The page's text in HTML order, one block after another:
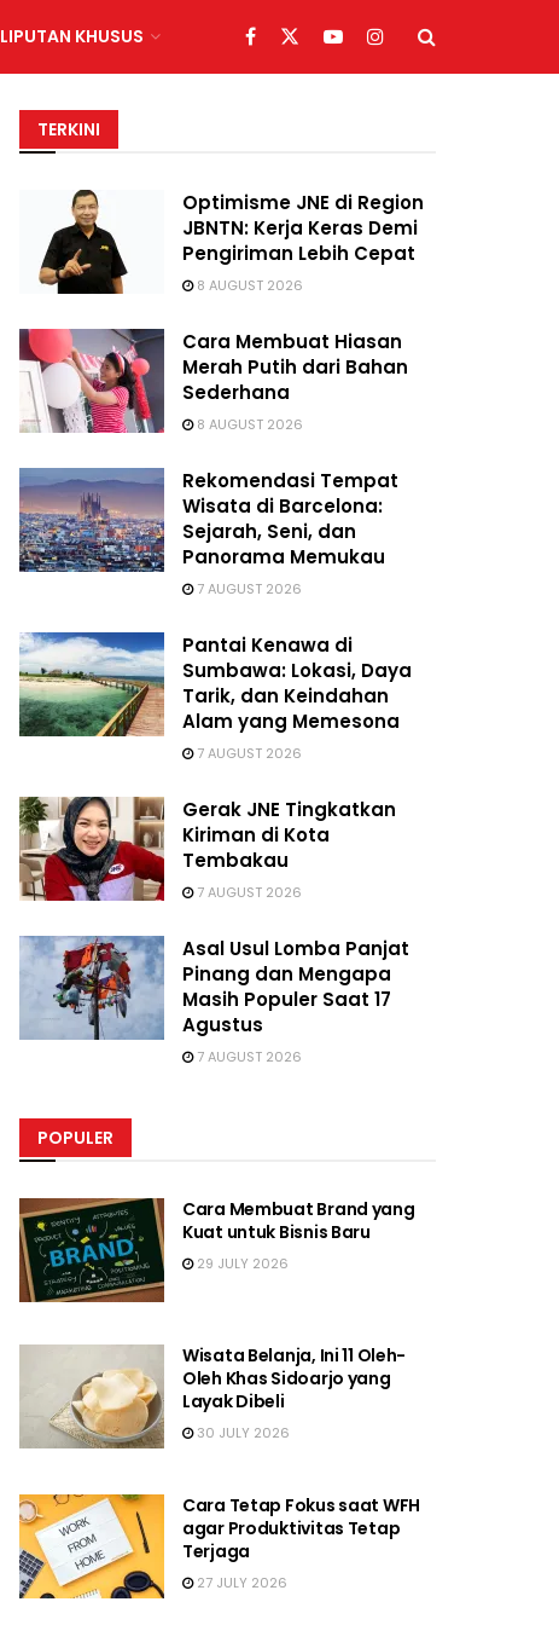
LIPUTAN KHUSUS
TERKINI
Optimisme JNE di Region
JBNTN: Kerja Keras Demi
Pengiriman Lebih Cepat
8 AUGUST 2026
Cara Membuat Hiasan
Merah Putih dari Bahan
Sederhana
8 AUGUST 2026
Rekomendasi Tempat
Wisata di Barcelona:
Sejarah, Seni, dan
Panorama Memukau
7 AUGUST 2026
Pantai Kenawa di
Sumbawa: Lokasi, Daya
Tarik, dan Keindahan
Alam yang Memesona
7 AUGUST 2026
Gerak JNE Tingkatkan
Kiriman di Kota
Tembakau
7 AUGUST 2026
Asal Usul Lomba Panjat
Pinang dan Mengapa
Masih Populer Saat 17
Agustus
7 AUGUST 2026
POPULER
Cara Membuat Brand yang
Kuat untuk Bisnis Baru
29 JULY 2026
Wisata Belanja, Ini 11 Oleh-
Oleh Khas Sidoarjo yang
Layak Dibeli
30 JULY 2026
Cara Tetap Fokus saat WFH
agar Produktivitas Tetap
Terjaga
27 JULY 2026